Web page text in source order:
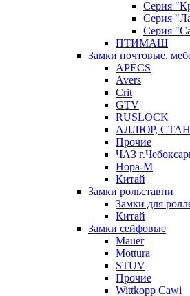
Серия
Серия
Серия
ПТИМАШ
Замки почтовые,
APECS
Avers
Crit
GTV
RUSLOCK
АЛЛЮР,
Прочие
ЧАЗ
Нора-М
Китай
Замки рольставни
Замки для
Китай
Замки сейфовые
Mauer
Mottura
STUV
Прочие
Wittkopp Cawi